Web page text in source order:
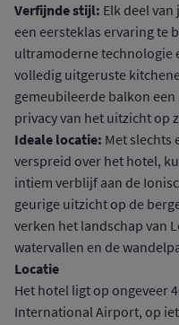
Verfijnde stijl: Elk deel
een eersteklas ervaring te
ultramoderne technologie
volledig uitgeruste
gemeubileerde balkon
privacy van het uitzicht op
Ideale locatie: Met slechts
verspreid over het hotel,
intiem verblijf aan de
geurige uitzicht op de
verken het landschap van
watervallen en de
Locatie
Het hotel ligt op ongeveer
International Airport, op